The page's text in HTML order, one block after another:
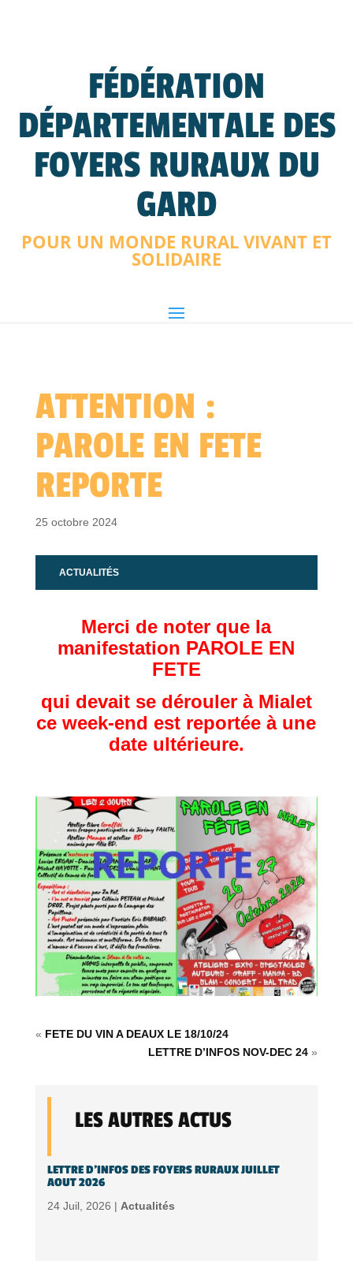
FÉDÉRATION
DÉPARTEMENTALE DES
FOYERS RURAUX DU
GARD
POUR UN MONDE RURAL VIVANT ET
SOLIDAIRE
ATTENTION :
PAROLE EN FETE
REPORTE
25 octobre 2024
ACTUALITÉS
Merci de noter que la
manifestation PAROLE EN
FETE
qui devait se dérouler à Mialet
ce week-end est reportée à une
date ultérieure.
« FETE DU VIN A DEAUX LE 18/10/24
LETTRE D’INFOS NOV-DEC 24 »
LES AUTRES ACTUS
LETTRE D’INFOS DES FOYERS RURAUX JUILLET
AOUT 2026
24 Juil, 2026 | Actualités